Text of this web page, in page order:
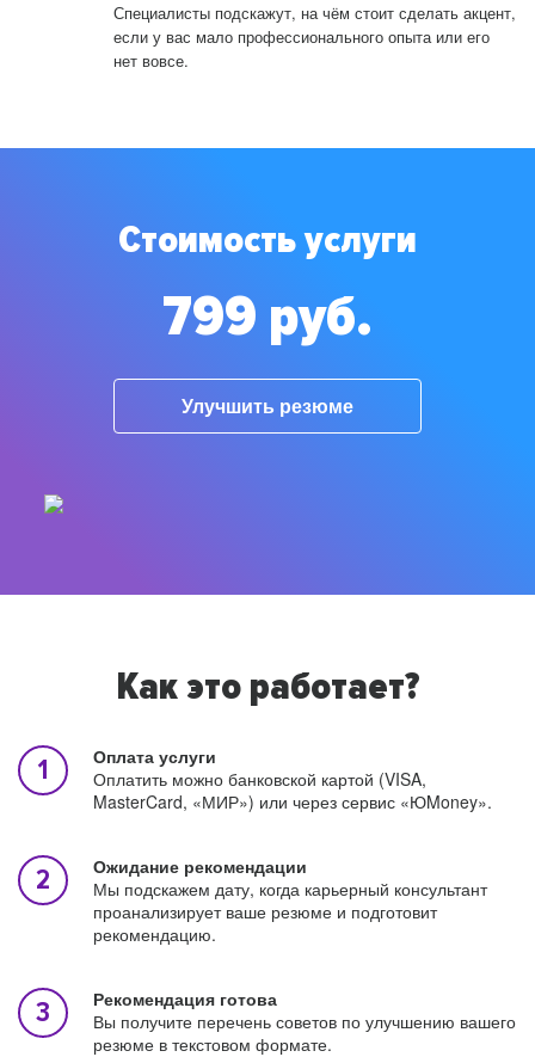
Специалисты подскажут, на чём стоит сделать акцент,
если у вас мало профессионального опыта или его
нет вовсе.
Стоимость услуги
799 руб.
Улучшить резюме
Как это работает?
Оплата услуги
Оплатить можно банковской картой (VISA,
MasterCard, «МИР») или через сервис «ЮMoney».
Ожидание рекомендации
Мы подскажем дату, когда карьерный консультант
проанализирует ваше резюме и подготовит
рекомендацию.
Рекомендация готова
Вы получите перечень советов по улучшению вашего
резюме в текстовом формате.